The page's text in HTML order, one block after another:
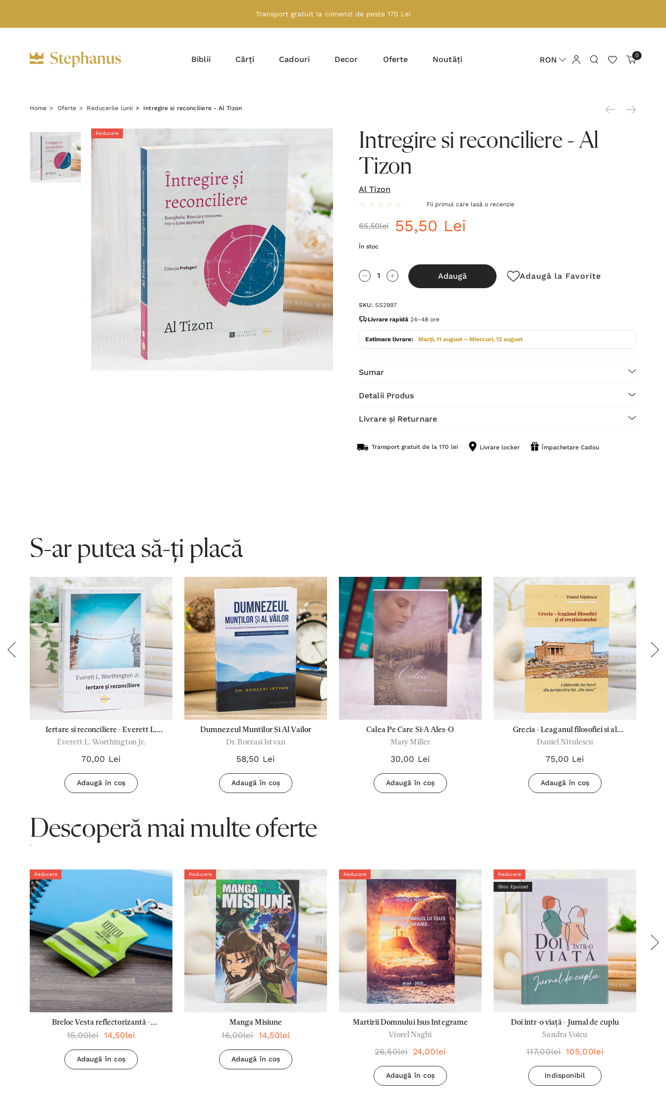
Transport gratuit la comenzi de peste 170 Lei
Biblii Cărți Cadouri Decor Oferte Noutăți RON 0
Home Oferte Reducerile lunii Intregire si reconciliere - Al Tizon
Reducere
Intregire si reconciliere - Al
Tizon
Al Tizon
Fii primul care lasă o recenzie
65,50lei 55,50 Lei
În stoc
Grăbește-
te!
curent
este:
Cantitate scăzută:Cantitate Crescută:
Adaugă Adaugă la Favorite
SKU: SS2997
Livrare rapidă 24–48 ore
Estimare livrare: Marți, 11 august – Miercuri, 12 august
Sumar
Detalii Produs
Livrare și Returnare
Transport gratuit de la 170 lei Livrare locker Împachetare Cadou
S-ar putea să-ți placă
Iertare si reconciliere - Everett L.
Worthington Jr.
Everett L. Worthington Jr.
70,00 Lei
Adaugă în coș
Dumnezeul Muntilor Si Al Vailor
Dr. Borzasi Istvan
58,50 Lei
Adaugă în coș
Calea Pe Care Si-A Ales-O
Mary Miller
30,00 Lei
Adaugă în coș
Grecia - Leaganul filosofiei si al
crestinismului
Daniel Nitulescu
75,00 Lei
Adaugă în coș
Descoperă mai multe oferte
.
Reducere
Breloc Vesta reflectorizantă -
Reflecta lumina oriunde mergi
15,00lei 14,50lei
Adaugă în coș
Reducere
Manga Misiune
16,00lei 14,50lei
Adaugă în coș
Reducere
Martirii Domnului Isus Integrame
Viorel Naghi
26,50lei 24,00lei
Adaugă în coș
Reducere
Stoc Epuizat
Doi într-o viață - Jurnal de cuplu
Sandra Voicu
117,00lei 105,00lei
Indisponibil